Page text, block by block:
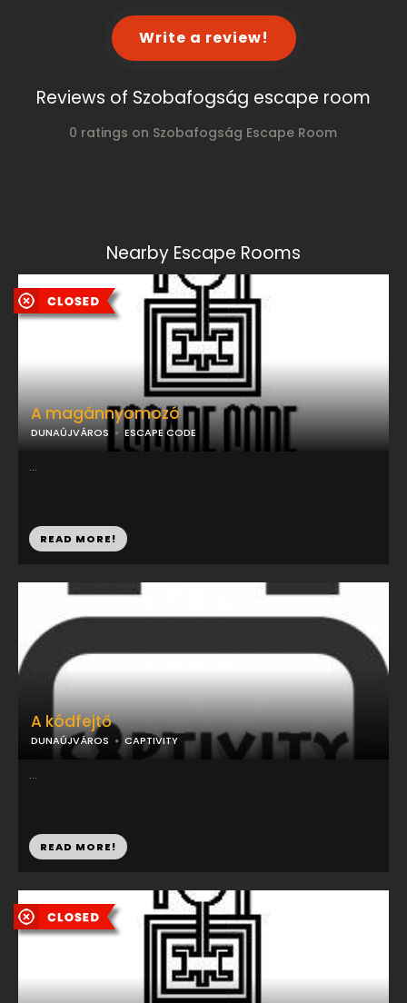
Write a review!
Reviews of Szobafogság escape room
0 ratings on Szobafogság Escape Room
Nearby Escape Rooms
A kódfejtő
DUNAÚJVÁROS CAPTIVITY
...
READ MORE!
A magánnyomozó
DUNAÚJVÁROS ESCAPE CODE
...
READ MORE!